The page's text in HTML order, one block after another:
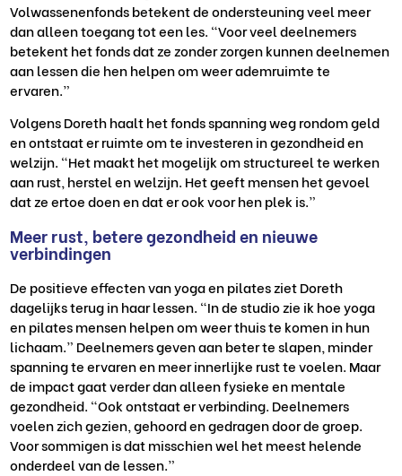
Volwassenenfonds betekent de ondersteuning veel meer
dan alleen toegang tot een les. “Voor veel deelnemers
betekent het fonds dat ze zonder zorgen kunnen deelnemen
aan lessen die hen helpen om weer ademruimte te
ervaren.”
Volgens Doreth haalt het fonds spanning weg rondom geld
en ontstaat er ruimte om te investeren in gezondheid en
welzijn. “Het maakt het mogelijk om structureel te werken
aan rust, herstel en welzijn. Het geeft mensen het gevoel
dat ze ertoe doen en dat er ook voor hen plek is.”
Meer rust, betere gezondheid en nieuwe
verbindingen
De positieve effecten van yoga en pilates ziet Doreth
dagelijks terug in haar lessen. “In de studio zie ik hoe yoga
en pilates mensen helpen om weer thuis te komen in hun
lichaam.” Deelnemers geven aan beter te slapen, minder
spanning te ervaren en meer innerlijke rust te voelen. Maar
de impact gaat verder dan alleen fysieke en mentale
gezondheid. “Ook ontstaat er verbinding. Deelnemers
voelen zich gezien, gehoord en gedragen door de groep.
Voor sommigen is dat misschien wel het meest helende
onderdeel van de lessen.”